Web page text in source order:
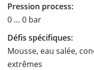
Pression process:
0 … 0 bar
Défis spécifiques:
Mousse, eau salée,
extrêmes